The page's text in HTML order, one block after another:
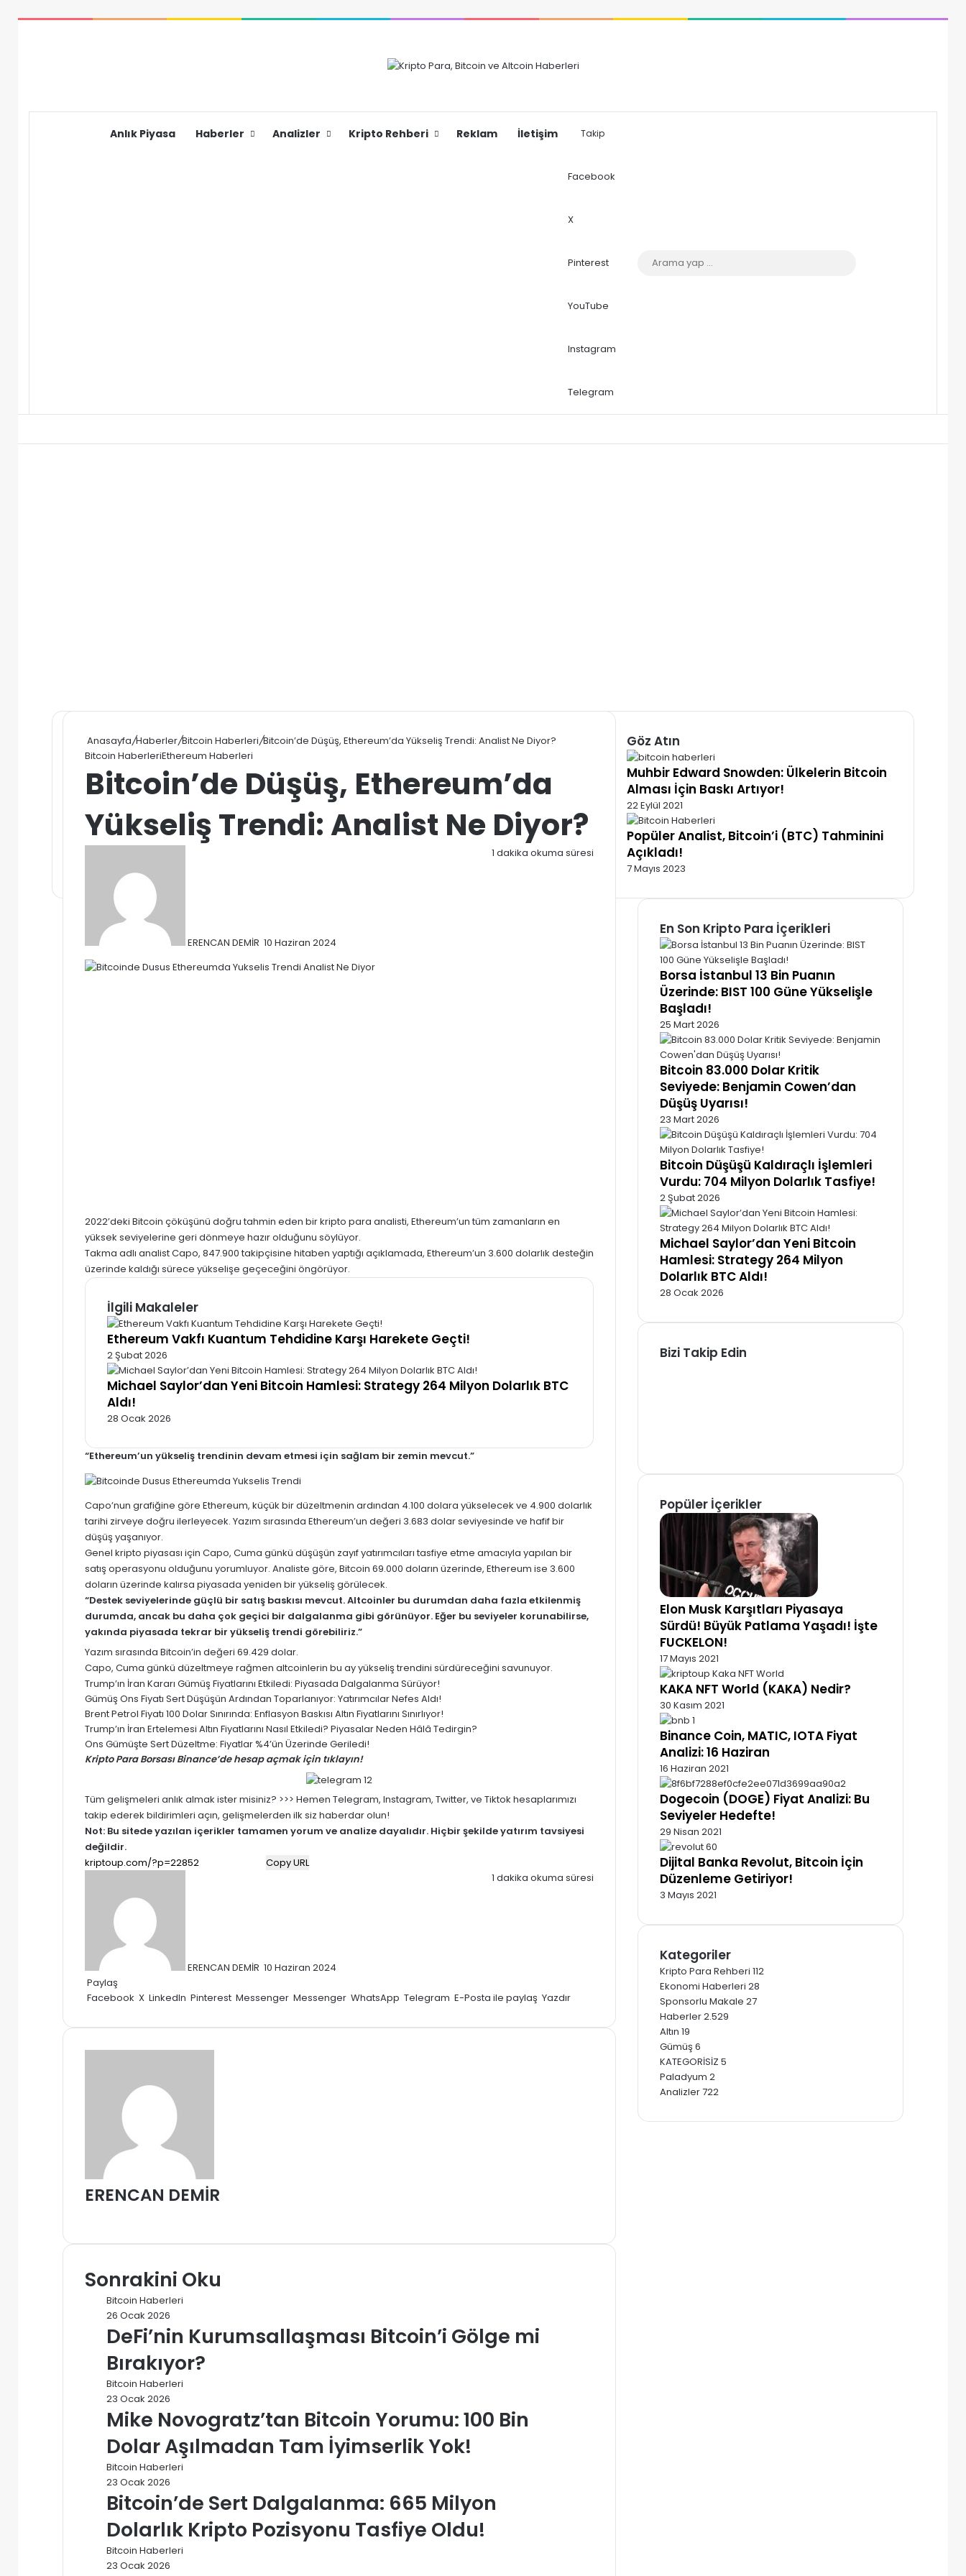
Anlık Piyasa Haberler Analizler Kripto Rehberi Reklam İletişim Takip
Facebook
X
Pinterest
YouTube
Instagram
Telegram
Dış görünümü değiştir
Anasayfa/Haberler/Bitcoin Haberleri/Bitcoin’de Düşüş, Ethereum’da Yükseliş Trendi: Analist Ne Diyor?
Bitcoin HaberleriEthereum Haberleri
Bitcoin’de Düşüş, Ethereum’da
Yükseliş Trendi: Analist Ne Diyor?
ERENCAN DEMİR 10 Haziran 2024
1 dakika okuma süresi
2022’deki Bitcoin çöküşünü doğru tahmin eden bir kripto para analisti, Ethereum’un tüm zamanların en
yüksek seviyelerine geri dönmeye hazır olduğunu söylüyor.
Takma adlı analist Capo, 847.900 takipçisine hitaben yaptığı açıklamada, Ethereum’un 3.600 dolarlık desteğin
üzerinde kaldığı sürece yükselişe geçeceğini öngörüyor.
İlgili Makaleler
Ethereum Vakfı Kuantum Tehdidine Karşı Harekete Geçti!
2 Şubat 2026
Michael Saylor’dan Yeni Bitcoin Hamlesi: Strategy 264 Milyon Dolarlık BTC
Aldı!
28 Ocak 2026
“Ethereum’un yükseliş trendinin devam etmesi için sağlam bir zemin mevcut.”
Capo’nun grafiğine göre Ethereum, küçük bir düzeltmenin ardından 4.100 dolara yükselecek ve 4.900 dolarlık
tarihi zirveye doğru ilerleyecek. Yazım sırasında Ethereum’un değeri 3.683 dolar seviyesinde ve hafif bir
düşüş yaşanıyor.
Genel kripto piyasası için Capo, Cuma günkü düşüşün zayıf yatırımcıları tasfiye etme amacıyla yapılan bir
satış operasyonu olduğunu yorumluyor. Analiste göre, Bitcoin 69.000 doların üzerinde, Ethereum ise 3.600
doların üzerinde kalırsa piyasada yeniden bir yükseliş görülecek.
“Destek seviyelerinde güçlü bir satış baskısı mevcut. Altcoinler bu durumdan daha fazla etkilenmiş
durumda, ancak bu daha çok geçici bir dalgalanma gibi görünüyor. Eğer bu seviyeler korunabilirse,
yakında piyasada tekrar bir yükseliş trendi görebiliriz.”
Yazım sırasında Bitcoin’in değeri 69.429 dolar.
Capo, Cuma günkü düzeltmeye rağmen altcoinlerin bu ay yükseliş trendini sürdüreceğini savunuyor.
Trump’ın İran Kararı Gümüş Fiyatlarını Etkiledi: Piyasada Dalgalanma Sürüyor!
Gümüş Ons Fiyatı Sert Düşüşün Ardından Toparlanıyor: Yatırımcılar Nefes Aldı!
Brent Petrol Fiyatı 100 Dolar Sınırında: Enflasyon Baskısı Altın Fiyatlarını Sınırlıyor!
Trump’ın İran Ertelemesi Altın Fiyatlarını Nasıl Etkiledi? Piyasalar Neden Hâlâ Tedirgin?
Ons Gümüşte Sert Düzeltme: Fiyatlar %4’ün Üzerinde Geriledi!
Kripto Para Borsası Binance’de hesap açmak için tıklayın!
Tüm gelişmeleri anlık almak ister misiniz? >>> Hemen Telegram, Instagram, Twitter, ve Tiktok hesaplarımızı
takip ederek bildirimleri açın, gelişmelerden ilk siz haberdar olun!
Not: Bu sitede yazılan içerikler tamamen yorum ve analize dayalıdır. Hiçbir şekilde yatırım tavsiyesi
değildir.
Copy URL
ERENCAN DEMİR 10 Haziran 2024
1 dakika okuma süresi
Paylaş
Facebook X LinkedIn Pinterest Messenger Messenger WhatsApp Telegram E-Posta ile paylaş Yazdır
ERENCAN DEMİR
Sonrakini Oku
Bitcoin Haberleri
26 Ocak 2026
DeFi’nin Kurumsallaşması Bitcoin’i Gölge mi
Bırakıyor?
Bitcoin Haberleri
23 Ocak 2026
Mike Novogratz’tan Bitcoin Yorumu: 100 Bin
Dolar Aşılmadan Tam İyimserlik Yok!
Bitcoin Haberleri
23 Ocak 2026
Bitcoin’de Sert Dalgalanma: 665 Milyon
Dolarlık Kripto Pozisyonu Tasfiye Oldu!
Bitcoin Haberleri
23 Ocak 2026
Göz Atın
Kapalı
Muhbir Edward Snowden: Ülkelerin Bitcoin
Alması İçin Baskı Artıyor!
22 Eylül 2021
Popüler Analist, Bitcoin’i (BTC) Tahminini
Açıkladı!
7 Mayıs 2023
En Son Kripto Para İçerikleri
Borsa İstanbul 13 Bin Puanın
Üzerinde: BIST 100 Güne Yükselişle
Başladı!
25 Mart 2026
Bitcoin 83.000 Dolar Kritik
Seviyede: Benjamin Cowen’dan
Düşüş Uyarısı!
23 Mart 2026
Bitcoin Düşüşü Kaldıraçlı İşlemleri
Vurdu: 704 Milyon Dolarlık Tasfiye!
2 Şubat 2026
Michael Saylor’dan Yeni Bitcoin
Hamlesi: Strategy 264 Milyon
Dolarlık BTC Aldı!
28 Ocak 2026
Bizi Takip Edin
Popüler İçerikler
Elon Musk Karşıtları Piyasaya
Sürdü! Büyük Patlama Yaşadı! İşte
FUCKELON!
17 Mayıs 2021
KAKA NFT World (KAKA) Nedir?
30 Kasım 2021
Binance Coin, MATIC, IOTA Fiyat
Analizi: 16 Haziran
16 Haziran 2021
Dogecoin (DOGE) Fiyat Analizi: Bu
Seviyeler Hedefte!
29 Nisan 2021
Dijital Banka Revolut, Bitcoin İçin
Düzenleme Getiriyor!
3 Mayıs 2021
Kategoriler
Kripto Para Rehberi 112
Ekonomi Haberleri 28
Sponsorlu Makale 27
Haberler2.529
Altın 19
Gümüş 6
KATEGORİSİZ 5
Paladyum 2
Analizler722